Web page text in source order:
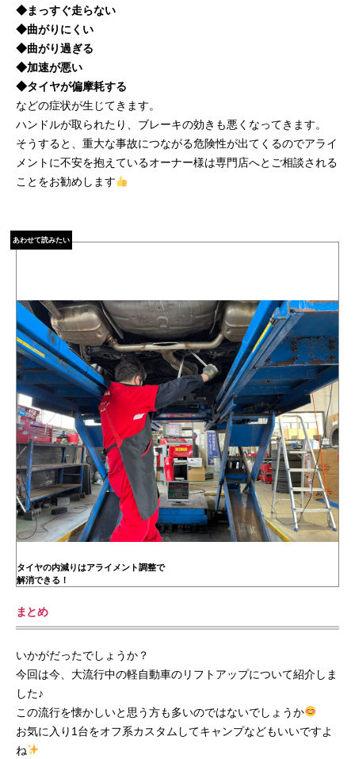
◆まっすぐ走らない
◆曲がりにくい
◆曲がり過ぎる
◆加速が悪い
◆タイヤが偏摩耗する
などの症状が生じてきます。
ハンドルが取られたり、ブレーキの効きも悪くなってきます。
そうすると、重大な事故につながる危険性が出てくるのでアライ
メントに不安を抱えているオーナー様は専門店へとご相談される
ことをお勧めします
あわせて読みたい
タイヤの内減りはアライメント調整で
解消できる！
まとめ
いかがだったでしょうか？
今回は今、大流行中の軽自動車のリフトアップについて紹介しま
した♪
この流行を懐かしいと思う方も多いのではないでしょうか
お気に入り1台をオフ系カスタムしてキャンプなどもいいですよ
ね